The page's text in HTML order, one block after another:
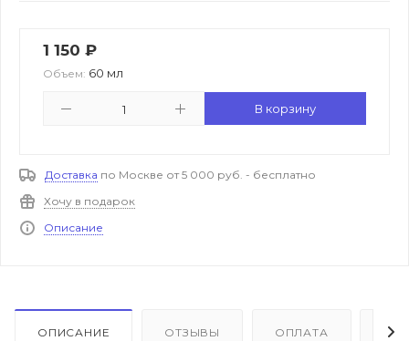
1 150 ₽
Объем: 60 мл
В корзину
Доставка по Москве от 5 000 руб. - бесплатно
Хочу в подарок
Описание
ОПИСАНИЕ ОТЗЫВЫ ОПЛАТА